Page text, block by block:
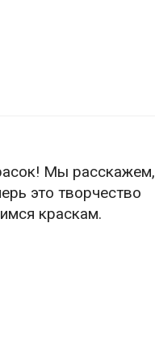
Мы расскажем,
это творчество
краскам.